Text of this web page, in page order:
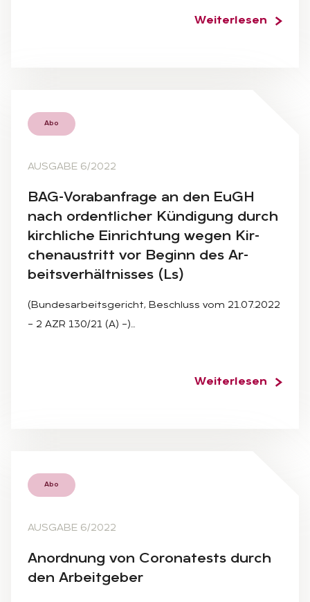
Weiterlesen
Abo
AUSGABE 6/2022
BAG-Vor­ab­an­fra­ge an den EuGH
nach or­dent­li­cher Kün­di­gung durch
kirch­li­che Ein­rich­tung we­gen Kir­
chen­aus­tritt vor Be­ginn des Ar­
beits­ver­hält­nis­ses (Ls)
(Bundesarbeitsgericht, Beschluss vom 21.07.2022
– 2 AZR 130/21 (A) –)…
Weiterlesen
Abo
AUSGABE 6/2022
An­ord­nung von Co­ro­na­tests durch
den Ar­beit­ge­ber